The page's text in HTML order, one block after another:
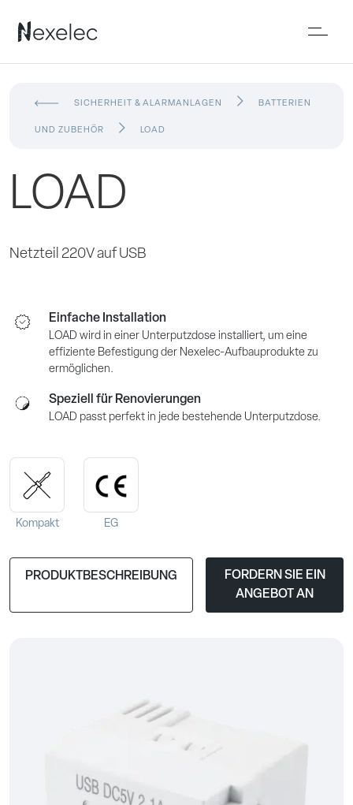
SICHERHEIT & ALARMANLAGEN BATTERIEN
UND ZUBEHÖR LOAD
LOAD
Netzteil 220V auf USB
Einfache Installation
LOAD wird in einer Unterputzdose installiert, um eine
effiziente Befestigung der Nexelec-Aufbauprodukte zu
ermöglichen.
Speziell für Renovierungen
LOAD passt perfekt in jede bestehende Unterputzdose.
Kompakt EG
PRODUKTBESCHREIBUNG
FORDERN SIE EIN
ANGEBOT AN